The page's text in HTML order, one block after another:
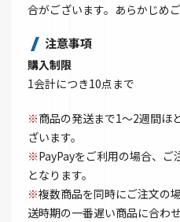
合がございます。あらかじめ
注意事項
購入制限
1会計につき10点まで
※商品の発送まで1～2週間ほ
ざいます。
※PayPayをご利用の場合、
となります。
※複数商品を同時にご注文の
送時期の一番遅い商品に合わ